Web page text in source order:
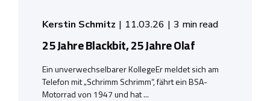
Kerstin Schmitz 11.03.26 3 min read
25 Jahre Blackbit, 25 Jahre Olaf
Ein unverwechselbarer KollegeEr meldet sich am
Telefon mit „Schrimm Schrimm“, fährt ein BSA-
Motorrad von 1947 und hat ...